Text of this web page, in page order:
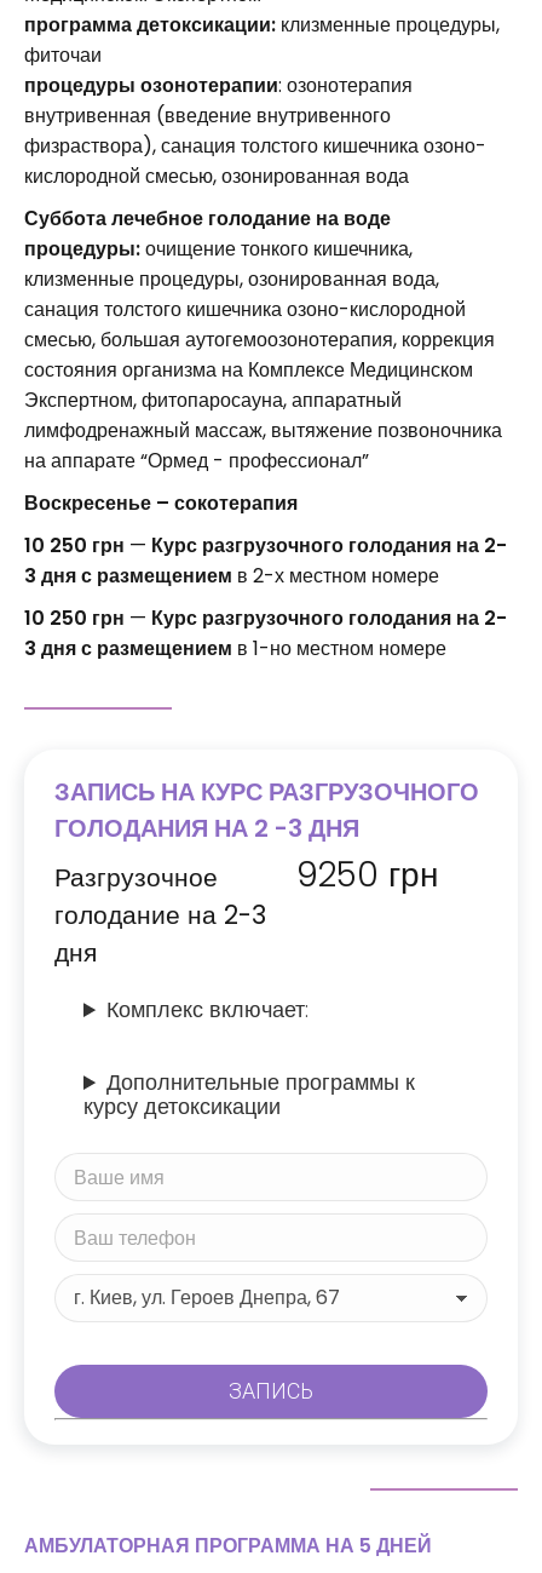
программа детоксикации: клизменные процедуры,
фиточаи
процедуры озонотерапии: озонотерапия
внутривенная (введение внутривенного
физраствора), санация толстого кишечника озоно-
кислородной смесью, озонированная вода
Суббота лечебное голодание на воде
процедуры:очищение тонкого кишечника,
клизменные процедуры, озонированная вода,
санация толстого кишечника озоно-кислородной
смесью, большая аутогемоозонотерапия, коррекция
состояния организма на Комплексе Медицинском
Экспертном, фитопаросауна, аппаратный
лимфодренажный массаж, вытяжение позвоночника
на аппарате “Ормед - профессионал”
Воскресенье – сокотерапия
10 250 грн — Курс разгрузочного голодания на 2-
3 дня с размещением в 2-х местном номере
10 250 грн — Курс разгрузочного голодания на 2-
3 дня с размещением в 1-но местном номере
ЗАПИСЬ НА КУРС РАЗГРУЗОЧНОГО
ГОЛОДАНИЯ НА 2 -3 ДНЯ
Разгрузочное
голодание на 2-3
дня
9250 грн
Комплекс включает:
Дополнительные программы к
курсу детоксикации
АМБУЛАТОРНАЯ ПРОГРАММА НА 5 ДНЕЙ